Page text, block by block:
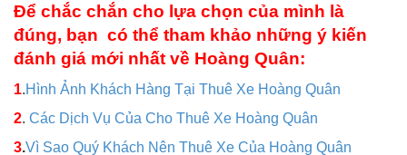
Để chắc chắn cho lựa chọn của mình là
đúng, bạn có thể tham khảo những ý kiến
đánh giá mới nhất về Hoàng Quân:
1.Hình Ảnh Khách Hàng Tại Thuê Xe Hoàng Quân
2. Các Dịch Vụ Của Cho Thuê Xe Hoàng Quân
3.Vì Sao Quý Khách Nên Thuê Xe Của Hoàng Quân